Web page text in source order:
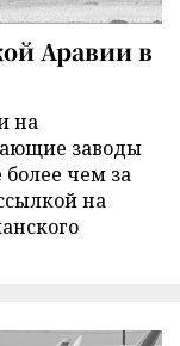
Аравии в
на
заводы
чем за
на